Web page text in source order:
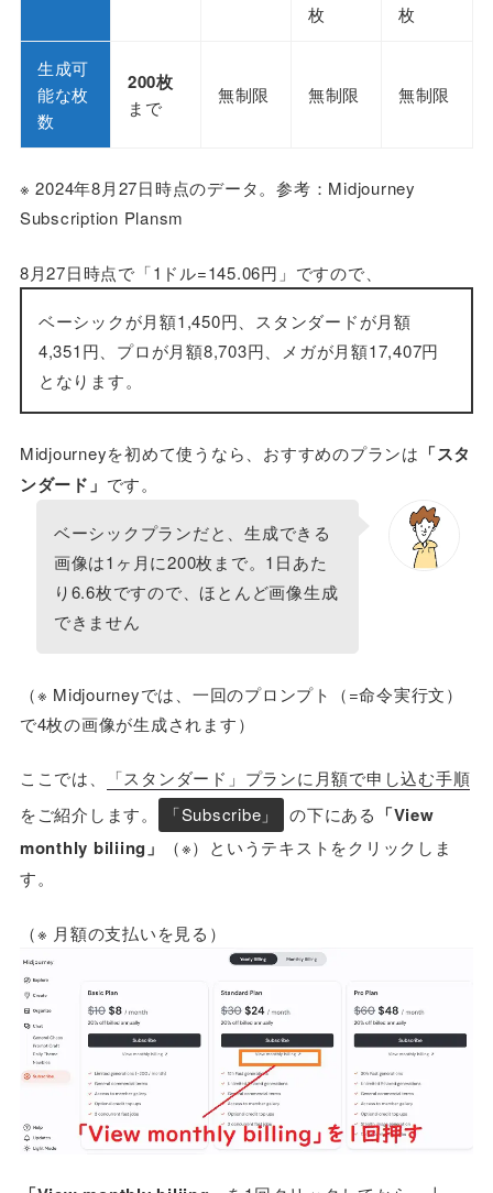
枚
枚
生成可
能な枚
数
200枚
まで
無制限 無制限 無制限
※ 2024年8月27日時点のデータ。参考： Midjourney
Subscription Plansm
8月27日時点で「1ドル=145.06円」ですので、
ベーシックが月額1,450円、スタンダードが月額
4,351円、プロが月額8,703円、メガが月額17,407円
となります。
Midjourneyを初めて使うなら、おすすめのプランは 「スタ
ンダード」 です。
ベーシックプランだと、生成できる
画像は1ヶ月に200枚まで。1日あた
り6.6枚ですので、ほとんど画像生成
できません
（※ Midjourneyでは、一回のプロンプト（=命令実行文）
で4枚の画像が生成されます）
ここでは、
「スタンダード」プランに月額で申し込む手順
をご紹介します。
「Subscribe」 の下にある 「View
monthly biliing」
（※）というテキストをクリックしま
す。
（※ 月額の支払いを見る）